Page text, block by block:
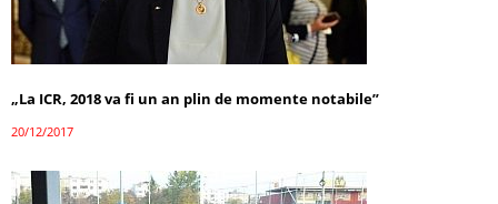
„La ICR, 2018 va fi un an plin de momente notabile”
20/12/2017